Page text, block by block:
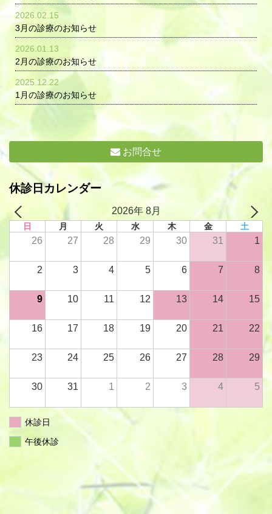
2026.02.15
3月の診療のお知らせ
2026.01.13
2月の診療のお知らせ
2025.12.22
1月の診療のお知らせ
お問合せ
休診日カレンダー
2026年 8月
日 月 火 水 木 金 土
26 27 28 29 30 31 1
2 3 4 5 6 7 8
9 10 11 12 13 14 15
16 17 18 19 20 21 22
23 24 25 26 27 28 29
30 31 1 2 3 4 5
休診日
午後休診